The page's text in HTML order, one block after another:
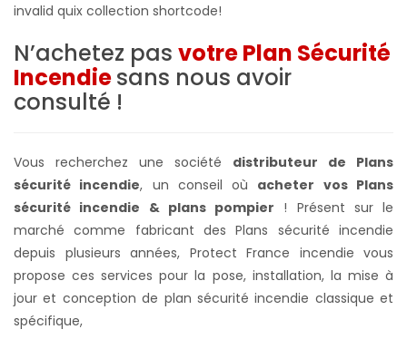
invalid quix collection shortcode!
N’achetez pas votre Plan Sécurité
Incendiesans nous avoir
consulté !
Vous recherchez une société distributeur de Plans
sécurité incendie, un conseil où acheter vos Plans
sécurité incendie & plans pompier ! Présent sur le
marché comme fabricant des Plans sécurité incendie
depuis plusieurs années, Protect France incendie vous
propose ces services pour la pose, installation, la mise à
jour et conception de plan sécurité incendie classique et
spécifique,